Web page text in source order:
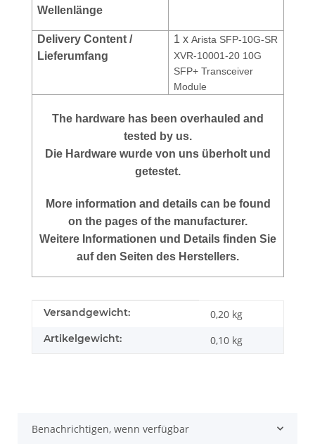
Wellenlänge
Delivery Content /
Lieferumfang
1 xArista SFP-10G-SR
XVR-10001-20 10G
SFP+ Transceiver
Module
The hardware has been overhauled and
tested by us.
Die Hardware wurde von uns überholt und
getestet.
More information and details can be found
on the pages of the manufacturer.
Weitere Informationen und Details finden Sie
auf den Seiten des Herstellers.
Produkteigenschaft
Wert
Versandgewicht: 0,20 kg
Artikelgewicht: 0,10 kg
Benachrichtigen, wenn verfügbar